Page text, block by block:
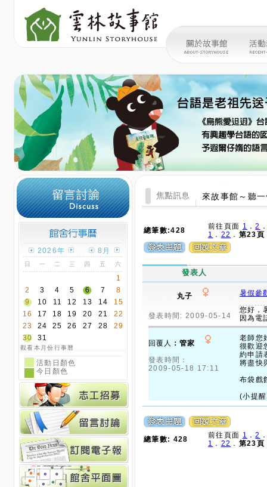
2026年 8月
日 一 二 三 四 五 六
1
2
3 4 5 6 7
8
9
10 11 12 13 14
15
16
17 18 19 20 21
22
23
24 25 26 27 28
29
30
31
觀看本月份行事曆
活動日顏色
今日顏色
來故事館～聽
總筆數:428 前往頁面 1 ．2
1 ． 22 ． 第23頁
發表人
丸子 暑假參
發表時間: 2009-05-14
您好，
因為電
回覆人 ：管家
發表時間：
2009-05-18 17:11
老師您
很歡迎
約申請
將盡快
布袋戲
(小提
總筆數: 428 前往頁面 1 ．2
1 ． 22 ． 第23頁